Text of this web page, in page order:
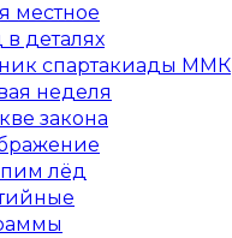
местное
в деталях
спартакиады ММК
неделя
закона
лёд